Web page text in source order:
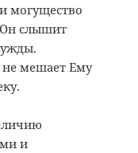
могущество
слышит
не мешает Ему
и